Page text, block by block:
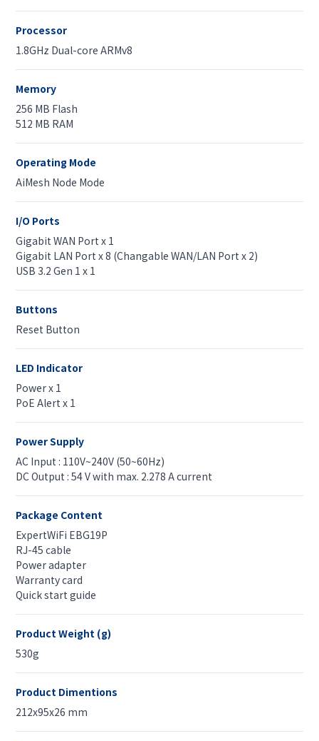
Processor
1.8GHz Dual-core ARMv8
Memory
256 MB Flash
512 MB RAM
Operating Mode
AiMesh Node Mode
I/O Ports
Gigabit WAN Port x 1
Gigabit LAN Port x 8 (Changable WAN/LAN Port x 2)
USB 3.2 Gen 1 x 1
Buttons
Reset Button
LED Indicator
Power x 1
PoE Alert x 1
Power Supply
AC Input : 110V~240V (50~60Hz)
DC Output : 54 V with max. 2.278 A current
Package Content
ExpertWiFi EBG19P
RJ-45 cable
Power adapter
Warranty card
Quick start guide
Product Weight (g)
530g
Product Dimentions
212x95x26 mm